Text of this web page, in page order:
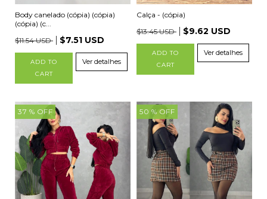
Body canelado (cópia) (cópia)
(cópia) (c...
$11.54 USD
$7.51 USD
ADD TO
CART
Ver detalhes
Calça - (cópia)
$13.45 USD
$9.62 USD
ADD TO
CART
Ver detalhes
37 % OFF 50 % OFF